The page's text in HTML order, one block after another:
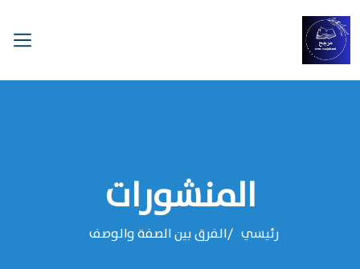
المنشورات
رئيسي الفرق بين الصفة والوصف